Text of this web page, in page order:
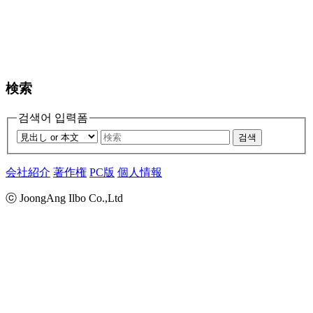
検索
검색어 입력폼
검색
会社紹介 著作権 PC版 個人情報
ⓒ JoongAng Ilbo Co.,Ltd